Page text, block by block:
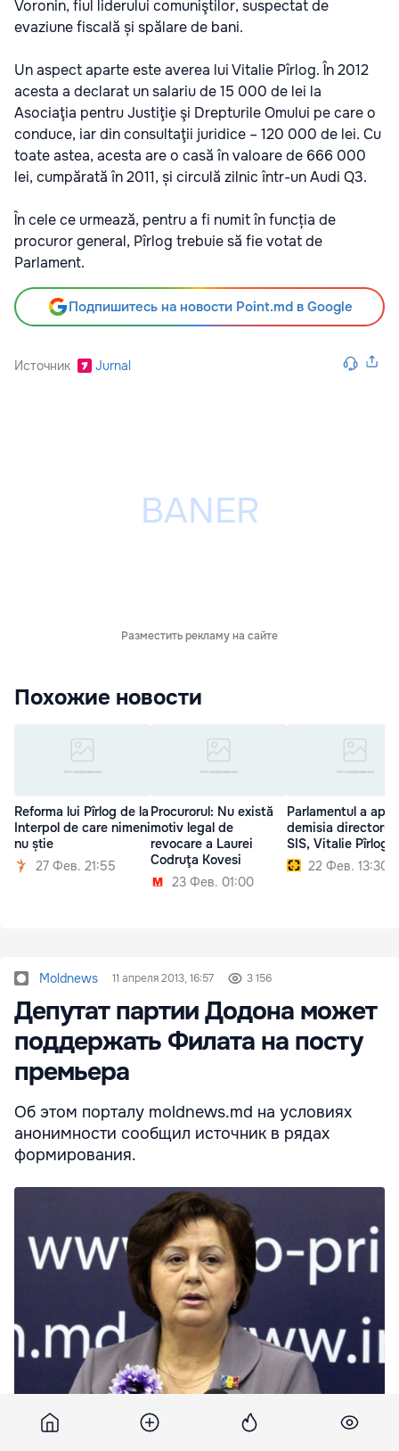
Voronin, fiul liderului comuniştilor, suspectat de
evaziune fiscală și spălare de bani.
Un aspect aparte este averea lui Vitalie Pîrlog. În 2012
acesta a declarat un salariu de 15 000 de lei la
Asociaţia pentru Justiţie şi Drepturile Omului pe care o
conduce, iar din consultaţii juridice – 120 000 de lei. Cu
toate astea, acesta are o casă în valoare de 666 000
lei, cumpărată în 2011, și circulă zilnic într-un Audi Q3.
În cele ce urmează, pentru a fi numit în funcția de
procuror general, Pîrlog trebuie să fie votat de
Parlament.
Подпишитесь на новости Point.md в Google
Источник Jurnal
Разместить рекламу на сайте
Похожие новости
Reforma lui Pîrlog de la
Interpol de care nimeni
nu știe
27 Фев. 21:55
Procurorul: Nu există
motiv legal de
revocare a Laurei
Codruţa Kovesi
23 Фев. 01:00
Parlamentul a
demisia
SIS, Vitalie Pîrlog
22 Фев. 13:30
Moldnews 11 апреля 2013, 16:57 3 156
Депутат партии Додона может
поддержать Филата на посту
премьера
Об этом порталу moldnews.md на условиях
анонимности сообщил источник в рядах
формирования.
"Вероника Абрамчук намерена поддержать при голосовании